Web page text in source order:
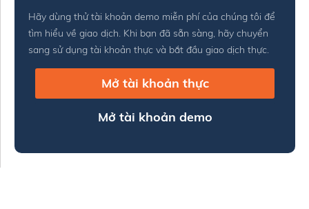
Hãy dùng thử tài khoản demo miễn phí của chúng tôi để
tìm hiểu về giao dịch. Khi bạn đã sẵn sàng, hãy chuyển
sang sử dụng tài khoản thực và bắt đầu giao dịch thực.
Mở tài khoản thực
Mở tài khoản demo